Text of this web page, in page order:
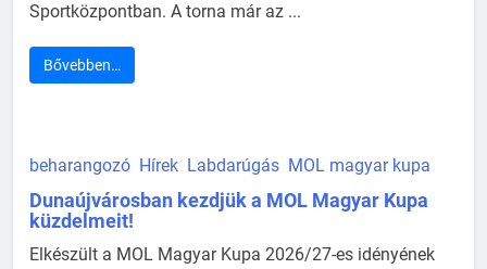
Sportközpontban. A torna már az ...
Bővebben…
beharangozó Hírek Labdarúgás MOL magyar kupa
Dunaújvárosban kezdjük a MOL Magyar Kupa
küzdelmeit!
Elkészült a MOL Magyar Kupa 2026/27-es idényének